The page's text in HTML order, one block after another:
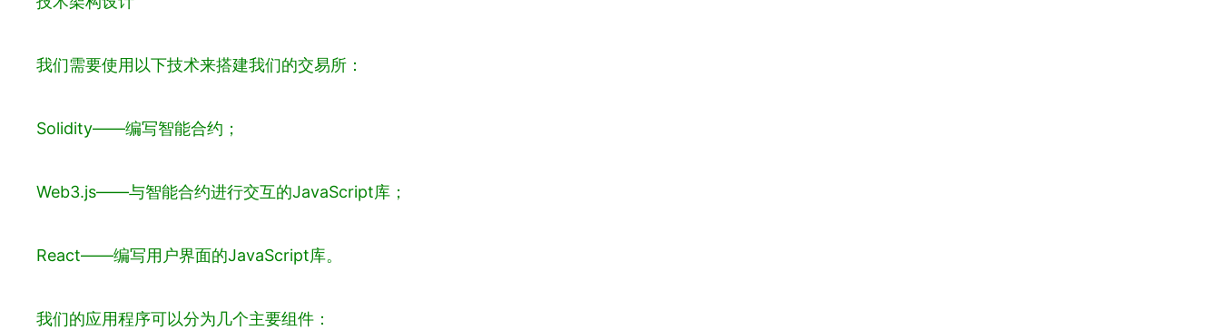
我们需要使用以下技术来搭建我们的交易所：
Solidity——编写智能合约；
Web3.js——与智能合约进行交互的JavaScript库；
React——编写用户界面的JavaScript库。
我们的应用程序可以分为几个主要组件：